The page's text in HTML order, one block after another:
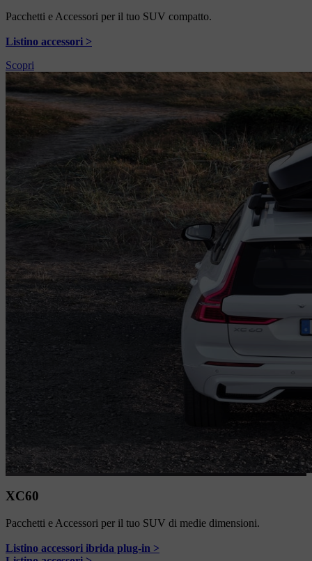
Pacchetti e Accessori per il tuo SUV compatto.
Listino accessori >
Scopri
XC60
Pacchetti e Accessori per il tuo SUV di medie dimensioni.
Listino accessori ibrida plug-in >